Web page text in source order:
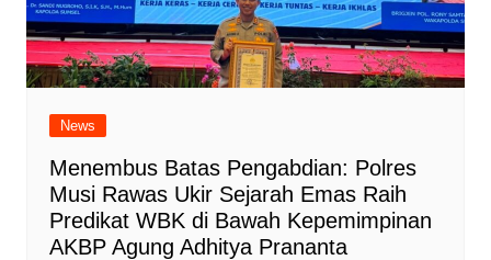
News
Menembus Batas Pengabdian: Polres
Musi Rawas Ukir Sejarah Emas Raih
Predikat WBK di Bawah Kepemimpinan
AKBP Agung Adhitya Prananta